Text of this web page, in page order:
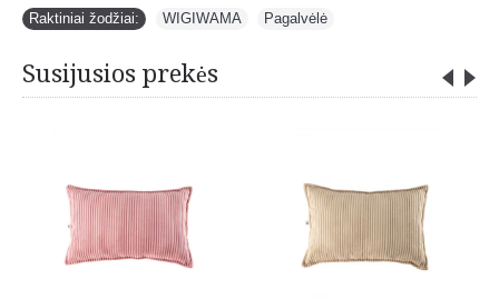
Raktiniai žodžiai: WIGIWAMA Pagalvėlė
Susijusios prekės